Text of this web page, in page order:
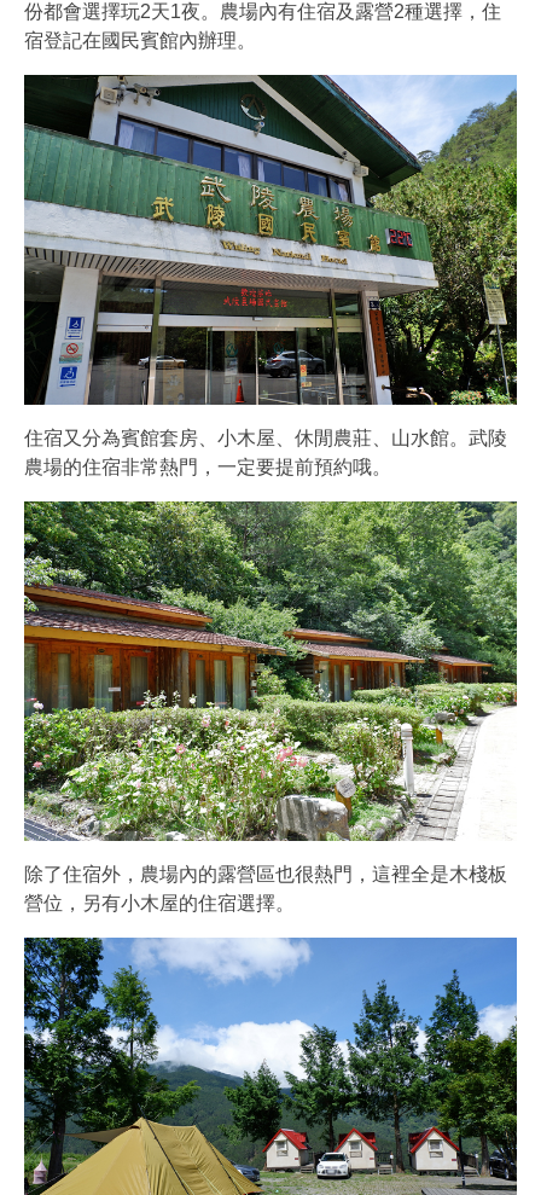
份都會選擇玩2天1夜。農場內有住宿及露營2種選擇，住
宿登記在國民賓館內辦理。
住宿又分為賓館套房、小木屋、休閒農莊、山水館。武陵
農場的住宿非常熱門，一定要提前預約哦。
除了住宿外，農場內的露營區也很熱門，這裡全是木棧板
營位，另有小木屋的住宿選擇。